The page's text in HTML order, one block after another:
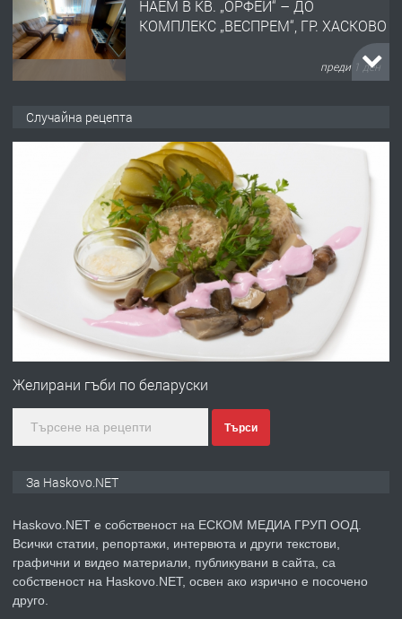
НАЕМ В КВ. „ОРФЕЙ“ – ДО
КОМПЛЕКС „ВЕСПРЕМ“, ГР. ХАСКОВО
преди 1 ден
АПАРТАМЕНТ В ЦЕНТЪРА НА ГР.
ХАСКОВО
Давам гараж под наем
преди 2 дни
№4120 Магазин/Офис под наем в кв.
градската градина!
преди 3 дни
ПРЕДЛАГА
Продавам парцел в гр. Хасково кв.
Случайна рецепта
Желирани гъби по беларуски
Търси
За Haskovo.NET
Haskovo.NET е собственост на ЕСКОМ МЕДИА ГРУП ООД.
Всички статии, репортажи, интервюта и други текстови,
графични и видео материали, публикувани в сайта, са
собственост на Haskovo.NET, освен ако изрично е посочено
друго.